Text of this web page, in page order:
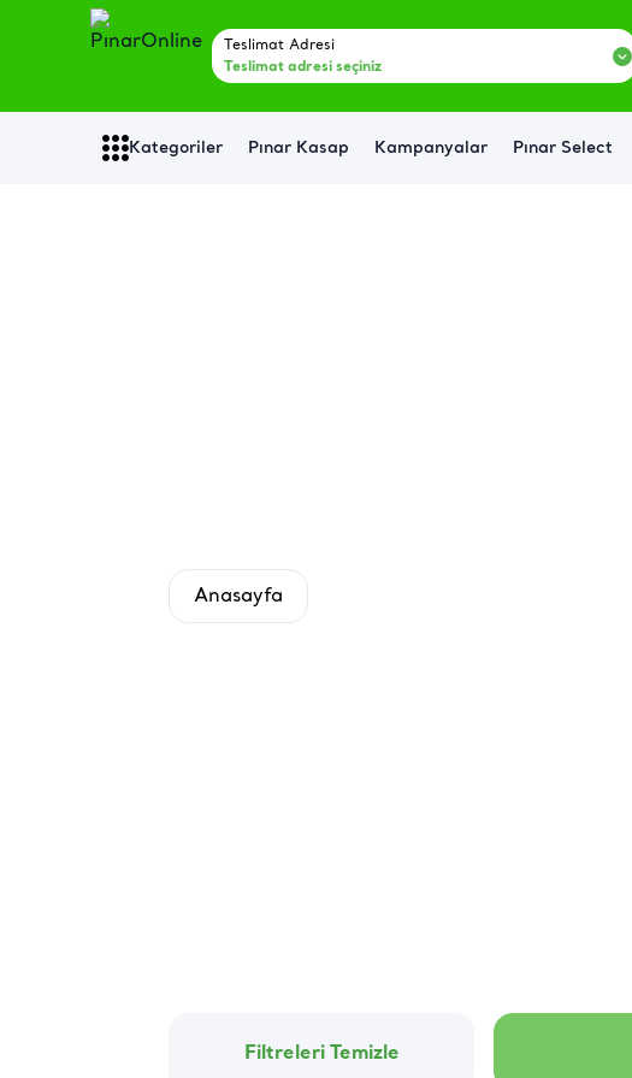
Teslimat Adresi
Teslimat adresi seçiniz
Kategoriler Pınar Kasap Kampanyalar Pınar Select
Anasayfa
Filtreleri Temizle